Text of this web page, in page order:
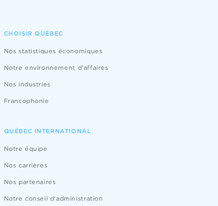
CHOISIR QUÉBEC
Nos statistiques économiques
Notre environnement d'affaires
Nos industries
Francophonie
QUÉBEC INTERNATIONAL
Notre équipe
Nos carrières
Nos partenaires
Notre conseil d'administration